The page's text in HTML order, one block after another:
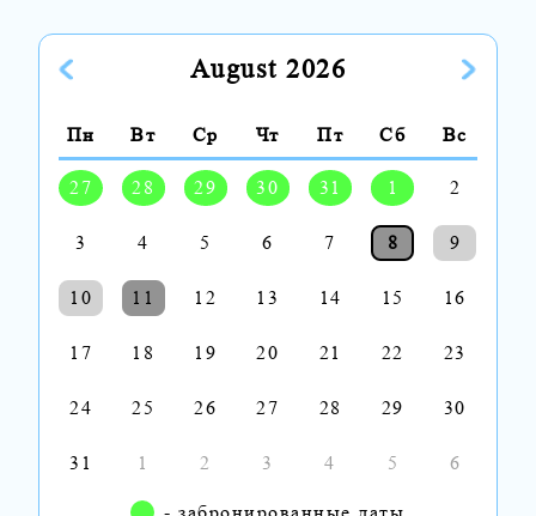
August 2026
Пн Вт Ср Чт Пт Сб Вс
27 28 29 30 31 1 2
3 4 5 6 7 8 9
10 11 12 13 14 15 16
17 18 19 20 21 22 23
24 25 26 27 28 29 30
31 1 2 3 4 5 6